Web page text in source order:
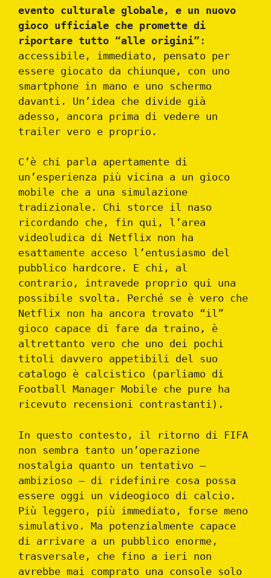
evento culturale globale, e un nuovo
gioco ufficiale che promette di
riportare tutto “alle origini” :
accessibile, immediato, pensato per
essere giocato da chiunque, con uno
smartphone in mano e uno schermo
davanti. Un’idea che divide già
adesso, ancora prima di vedere un
trailer vero e proprio.
C’è chi parla apertamente di
un’esperienza più vicina a un gioco
mobile che a una simulazione
tradizionale. Chi storce il naso
ricordando che, fin qui, l’area
videoludica di Netflix non ha
esattamente acceso l’entusiasmo del
pubblico hardcore. E chi, al
contrario, intravede proprio qui una
possibile svolta. Perché se è vero che
Netflix non ha ancora trovato “il”
gioco capace di fare da traino, è
altrettanto vero che uno dei pochi
titoli davvero appetibili del suo
catalogo è calcistico (parliamo di
Football Manager Mobile che pure ha
ricevuto recensioni contrastanti).
In questo contesto, il ritorno di FIFA
non sembra tanto un’operazione
nostalgia quanto un tentativo —
ambizioso — di ridefinire cosa possa
essere oggi un videogioco di calcio.
Più leggero, più immediato, forse meno
simulativo. Ma potenzialmente capace
di arrivare a un pubblico enorme,
trasversale, che fino a ieri non
avrebbe mai comprato una console solo